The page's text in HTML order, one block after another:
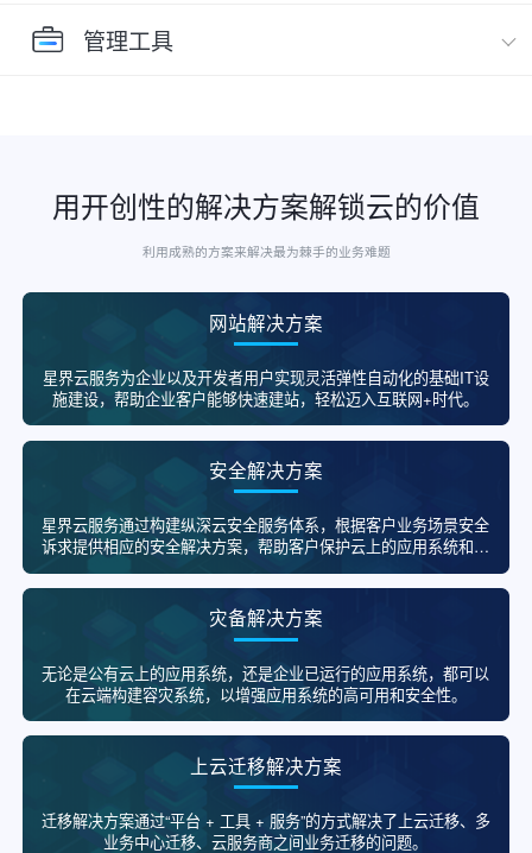
管理工具
用开创性的解决方案解锁云的价值
利用成熟的方案来解决最为棘手的业务难题
网站解决方案
星界云服务为企业以及开发者用户实现灵活弹性自动化的基础IT设
施建设，帮助企业客户能够快速建站，轻松迈入互联网+时代。
安全解决方案
星界云服务通过构建纵深云安全服务体系，根据客户业务场景安全
诉求提供相应的安全解决方案，帮助客户保护云上的应用系统和数
灾备解决方案
无论是公有云上的应用系统，还是企业已运行的应用系统，都可以
在云端构建容灾系统，以增强应用系统的高可用和安全性。
上云迁移解决方案
迁移解决方案通过“平台 + 工具 + 服务”的方式解决了上云迁移、多
业务中心迁移、云服务商之间业务迁移的问题。